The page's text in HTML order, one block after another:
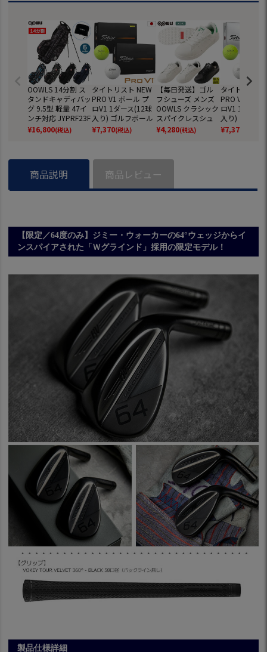
OOWLS 14分割 ス
タンドキャディバッ
グ 9.5型 軽量 47イ
ンチ対応 JYPRF23F
SB 【JYPER'Sオリ
ジナル商品】
¥16,800(税込)
タイトリスト NEW
PRO V1 ボール プ
ロV1 1ダース(12球
入り) ゴルフボール
2025年モデル TITL
EIST 日本正規品
¥7,370(税込)
【毎日発送】ゴル
フシューズ メンズ
OOWLS クラシック
スパイクレスシュ
ーズ JYPRF003 ス
パイクレスシューズ
f 防水 靴 グッズ お
スゴルフシューズ
¥4,280(税込)
タイトリスト
PRO V1x ボ
ロV1 1ダース
入り) ゴルフ
2025年モデル
EIST 日本正
¥7,370
商品説明 商品レビュー
【限定／64度のみ】ジミー・ウォーカーの64°ウェッジからイ
ンスパイアされた「Ｗグラインド」採用の限定モデル！
製品仕様詳細